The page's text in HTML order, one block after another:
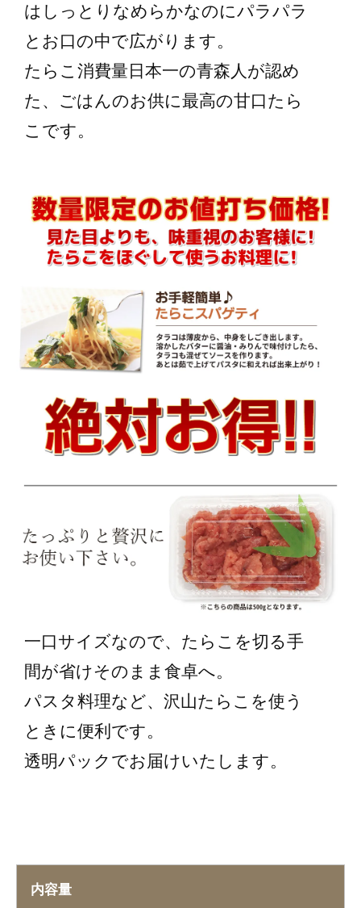
はしっとりなめらかなのにパラパラ
とお口の中で広がります。
たらこ消費量日本一の青森人が認め
た、ごはんのお供に最高の甘口たら
こです。
一口サイズなので、たらこを切る手
間が省けそのまま食卓へ。
パスタ料理など、沢山たらこを使う
ときに便利です。
透明パックでお届けいたします。
内容量